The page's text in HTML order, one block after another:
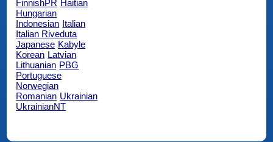
FinnishPR Haitian
Hungarian
Indonesian Italian
Italian Riveduta
Japanese Kabyle
Korean Latvian
Lithuanian PBG
Portuguese
Norwegian
Romanian Ukrainian
UkrainianNT